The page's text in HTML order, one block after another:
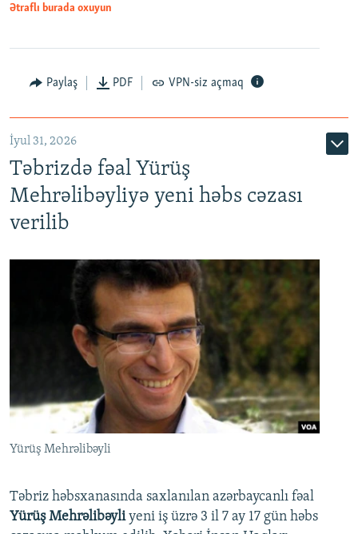
Ətraflı burada oxuyun
Paylaş PDF VPN-siz açmaq
İyul 31, 2026
Təbrizdə fəal Yürüş
Mehrəlibəyliyə yeni həbs cəzası
verilib
Yürüş Mehrəlibəyli
Təbriz həbsxanasında saxlanılan azərbaycanlı fəal
Yürüş Mehrəlibəyliyeni iş üzrə 3 il 7 ay 17 gün həbs